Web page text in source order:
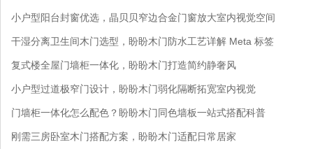
小户型阳台封窗优选，晶贝贝窄边合金门窗放大室内视觉空间
干湿分离卫生间木门选型，盼盼木门防水工艺详解 Meta 标签
复式楼全屋门墙柜一体化，盼盼木门打造简约静奢风
小户型过道极窄门设计，盼盼木门弱化隔断拓宽室内视觉
门墙柜一体化怎么配色？盼盼木门同色墙板一站式搭配科普
刚需三房卧室木门搭配方案，盼盼木门适配日常居家